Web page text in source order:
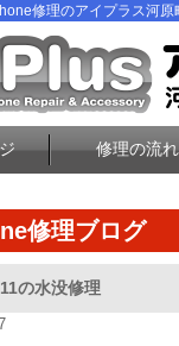
修理のアイプラス河原
修理の流れ
修理ブログ
の水没修理